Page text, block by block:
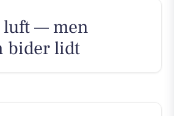
luft — men
bider lidt